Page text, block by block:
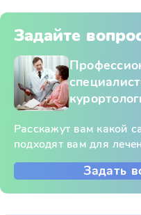
Задайте
Расскажут вам какой
подходят вам для
Задать